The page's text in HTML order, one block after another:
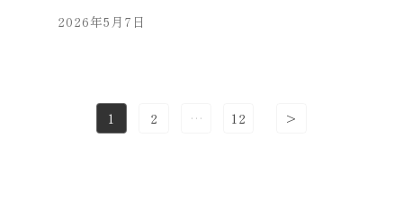
GW前に、「京都国立博物館」に 「北野・天
絵」は生々しく、怖かったですね。 館内、ほぼ
撮影禁止でしたので、 写真少ないですがお許し
ください。 （上記は写真OKエリアでした） お
2026年5月7日
Page
1 Page
2 … Page
12 >